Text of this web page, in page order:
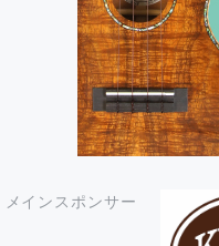
メインスポンサー